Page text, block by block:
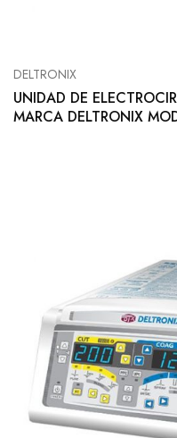
DELTRONIX
UNIDAD DE
MARCA DELTRONIX